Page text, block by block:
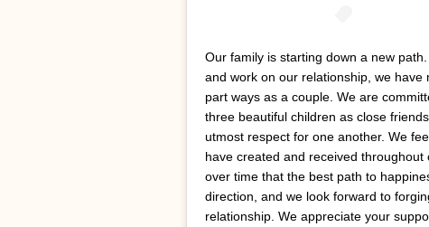
Our family is starting down a new
and work on our relationship, we
part ways as a couple. We are
three beautiful children as close
utmost respect for one another. We
have created and received
over time that the best path to
direction, and we look forward to
relationship. We appreciate your